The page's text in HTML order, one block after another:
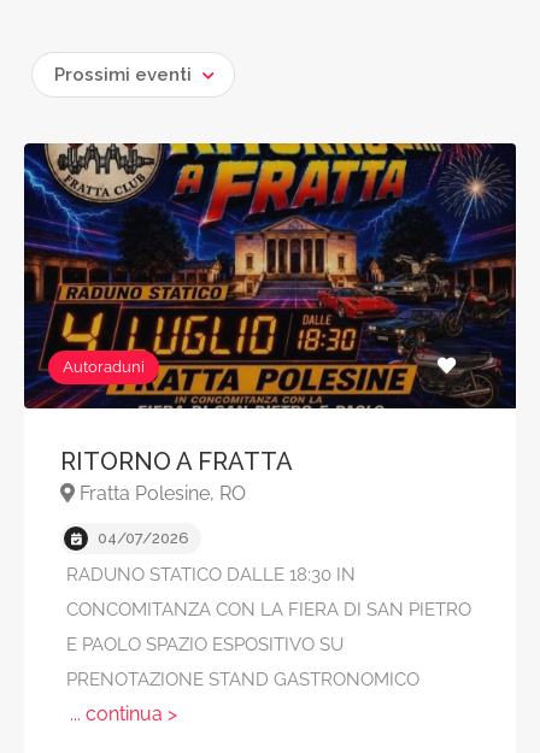
Prossimi eventi
Autoraduni
RITORNO A FRATTA
Fratta Polesine, RO
04/07/2026
RADUNO STATICO DALLE 18:30 IN
CONCOMITANZA CON LA FIERA DI SAN PIETRO
E PAOLO SPAZIO ESPOSITIVO SU
PRENOTAZIONE STAND GASTRONOMICO
... continua >